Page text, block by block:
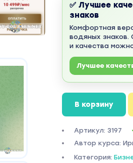
✅ Лучшее
знаков
Комфортная
водяных
и качества
Лучшее
В корзину
Артикул: 3197
Автор курса:
Категория: